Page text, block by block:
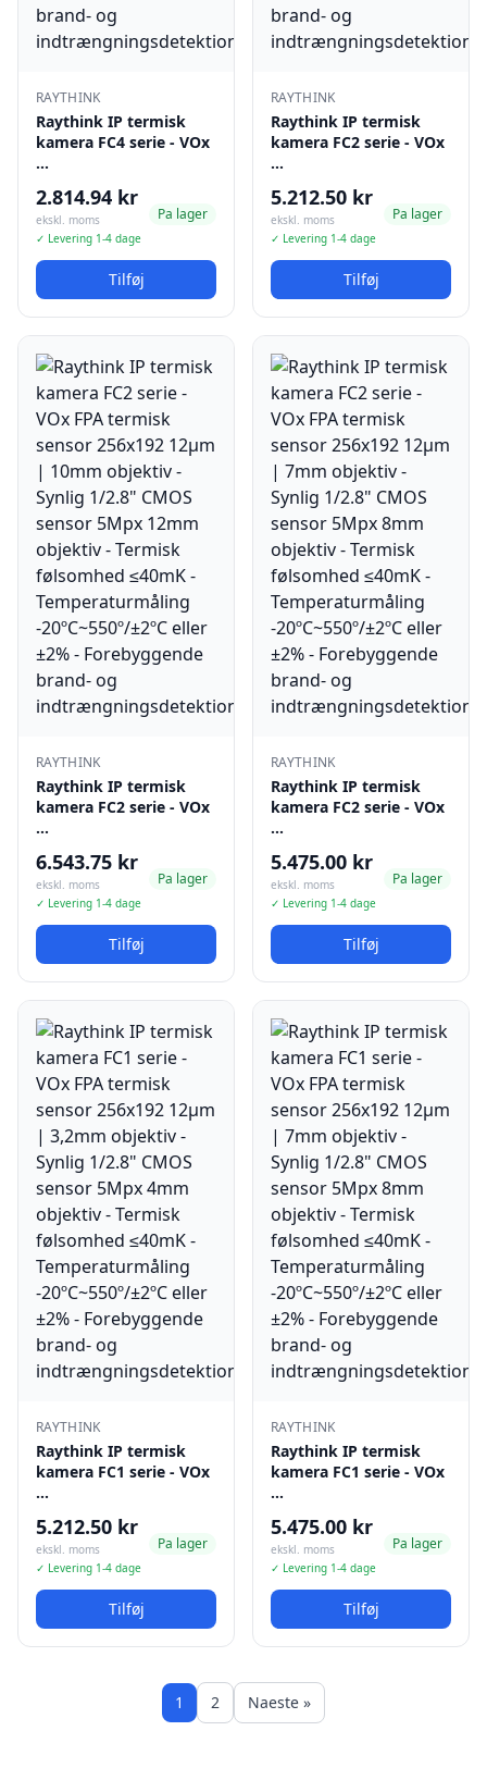
RAYTHINK
Raythink IP termisk
kamera FC4 serie - VOx
…
2.814.94 kr
ekskl. moms
✓ Levering 1-4 dage
Pa lager
Tilføj
RAYTHINK
Raythink IP termisk
kamera FC2 serie - VOx
…
5.212.50 kr
ekskl. moms
✓ Levering 1-4 dage
Pa lager
Tilføj
RAYTHINK
Raythink IP termisk
kamera FC2 serie - VOx
…
6.543.75 kr
ekskl. moms
✓ Levering 1-4 dage
Pa lager
Tilføj
RAYTHINK
Raythink IP termisk
kamera FC2 serie - VOx
…
5.475.00 kr
ekskl. moms
✓ Levering 1-4 dage
Pa lager
Tilføj
RAYTHINK
Raythink IP termisk
kamera FC1 serie - VOx
…
5.212.50 kr
ekskl. moms
✓ Levering 1-4 dage
Pa lager
Tilføj
RAYTHINK
Raythink IP termisk
kamera FC1 serie - VOx
…
5.475.00 kr
ekskl. moms
✓ Levering 1-4 dage
Pa lager
Tilføj
1 2 Naeste »